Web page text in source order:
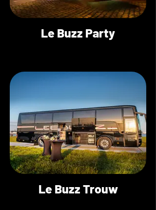
Le Buzz Party
Le Buzz Trouw